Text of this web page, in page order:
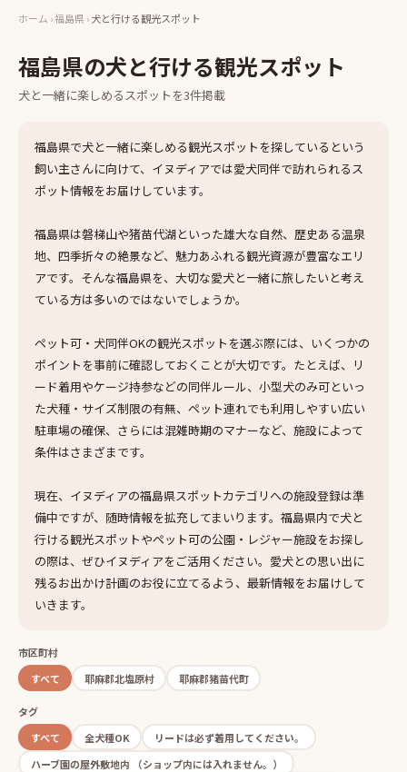
ホーム ›福島県›犬と行ける観光スポット
福島県の犬と行ける観光スポット
犬と一緒に楽しめるスポット を3件掲載
福島県で犬と一緒に楽しめる観光スポットを探しているという
飼い主さんに向けて、イヌディアでは愛犬同伴で訪れられるス
ポット情報をお届けしています。
福島県は磐梯山や猪苗代湖といった雄大な自然、歴史ある温泉
地、四季折々の絶景など、魅力あふれる観光資源が豊富なエリ
アです。そんな福島県を、大切な愛犬と一緒に旅したいと考え
ている方は多いのではないでしょうか。
ペット可・犬同伴OKの観光スポットを選ぶ際には、いくつかの
ポイントを事前に確認しておくことが大切です。たとえば、リ
ード着用やケージ持参などの同伴ルール、小型犬のみ可といっ
た犬種・サイズ制限の有無、ペット連れでも利用しやすい広い
駐車場の確保、さらには混雑時期のマナーなど、施設によって
条件はさまざまです。
現在、イヌディアの福島県スポットカテゴリへの施設登録は準
備中ですが、随時情報を拡充してまいります。福島県内で犬と
行ける観光スポットやペット可の公園・レジャー施設をお探し
の際は、ぜひイヌディアをご活用ください。愛犬との思い出に
残るお出かけ計画のお役に立てるよう、最新情報をお届けして
いきます。
市区町村
すべて
耶麻郡北塩原村 耶麻郡猪苗代町
タグ
すべて
全犬種OK
リードは必ず着用してください。
ハーブ園の屋外敷地内 （ショップ内には入れません。）